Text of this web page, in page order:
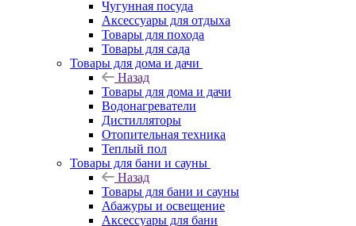
Чугунная посуда
Аксессуары для отдыха
Товары для похода
Товары для сада
Товары для дома и дачи
Назад
Товары для дома и дачи
Водонагреватели
Дистилляторы
Отопительная техника
Теплый пол
Товары для бани и сауны
Назад
Товары для бани и сауны
Абажуры и освещение
Аксессуары для бани